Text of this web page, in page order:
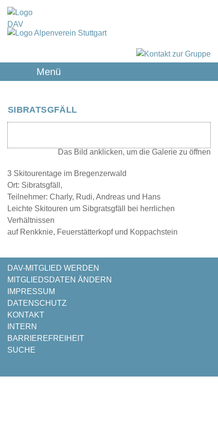
Menü
SIBRATSGFÄLL
3 Skitourentage im Bregenzerwald
Ort: Sibratsgfäll,
Teilnehmer: Charly, Rudi, Andreas und Hans
Leichte Skitouren um Sibgratsgfäll bei herrlichen
Verhältnissen
auf Renkknie, Feuerstätterkopf und Koppachstein
NAVIGATION
ÜBERSPRINGEN
DAV-MITGLIED WERDEN
MITGLIEDSDATEN ÄNDERN
IMPRESSUM
DATENSCHUTZ
KONTAKT
INTERN
BARRIEREFREIHEIT
SUCHE